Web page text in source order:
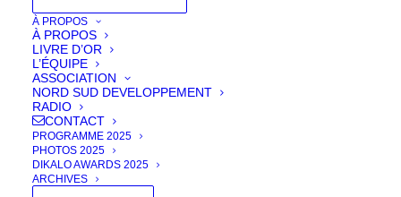
À PROPOS
À PROPOS
LIVRE D’OR
L’ÉQUIPE
ASSOCIATION
NORD SUD DEVELOPPEMENT
RADIO
CONTACT
PROGRAMME 2025
PHOTOS 2025
DIKALO AWARDS 2025
ARCHIVES
CONFERENCE Distribution : Quelles solutions
pour les films panafricains?